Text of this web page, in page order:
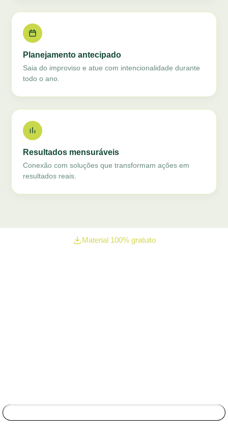
Planejamento antecipado
Saia do improviso e atue com intencionalidade durante
todo o ano.
Resultados mensuráveis
Conexão com soluções que transformam ações em
resultados reais.
Material 100% gratuito